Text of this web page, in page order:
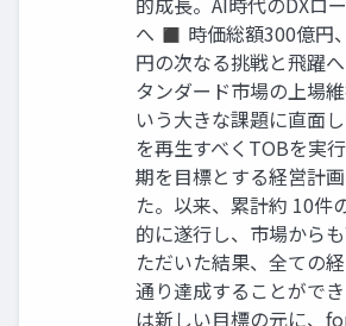
へ ◼ 時価総額300億円
円の次なる挑戦と飛躍
タンダード市場の上場
いう大きな課題に直面
を再生すべくTOBを実
期を目標とする経営計
た。以来、累計約 10件
的に遂行し、市場から
ただいた結果、全ての
通り達成することがで
は新しい目標の元に、